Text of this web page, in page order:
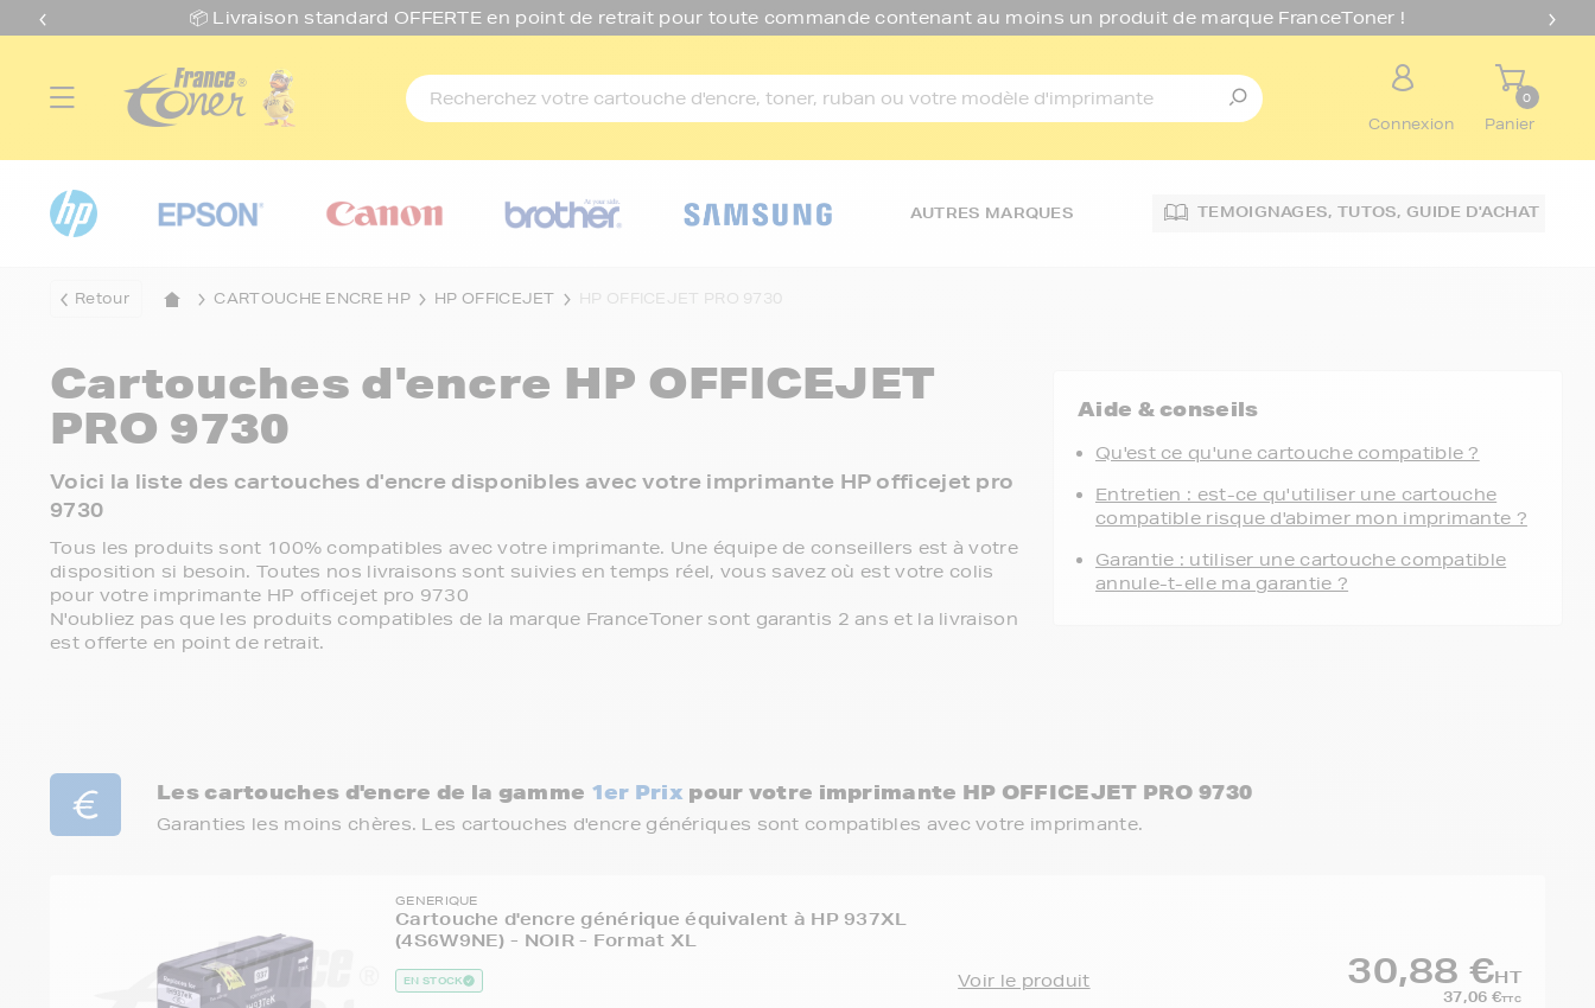
📦 Livraison standard OFFERTE en point de retrait pour toute commande contenant au moins un produit de marque FranceToner !
Connexion
0
Panier
AUTRES MARQUES TEMOIGNAGES, TUTOS,GUIDE D'ACHAT
Retour CARTOUCHE ENCRE HP HP OFFICEJET HP OFFICEJET PRO 9730
Cartouches d'encre HP OFFICEJET
PRO 9730
Voici la liste des cartouches d'encre disponibles avec votre imprimante HP officejet pro
9730
Tous les produits sont 100% compatibles avec votre imprimante. Une équipe de conseillers est à votre
disposition si besoin. Toutes nos livraisons sont suivies en temps réel, vous savez où est votre colis
pour votre imprimante HP officejet pro 9730
N'oubliez pas que les produits compatibles de la marque FranceToner sont garantis 2 ans et la livraison
est offerte en point de retrait.
Aide & conseils
Qu'est ce qu'une cartouche compatible ?
Entretien : est-ce qu'utiliser une cartouche
compatible risque d'abimer mon imprimante ?
Garantie : utiliser une cartouche compatible
annule-t-elle ma garantie ?
Les cartouches d'encre de la gamme 1er Prix pour votre imprimante HP OFFICEJET PRO 9730
Garanties les moins chères. Les cartouches d'encre génériques sont compatibles avec votre imprimante.
GENERIQUE
Cartouche d'encre générique équivalent à HP 937XL
(4S6W9NE) - NOIR - Format XL
EN STOCK Voir le produit 30,88 €HT
37,06 €TTC